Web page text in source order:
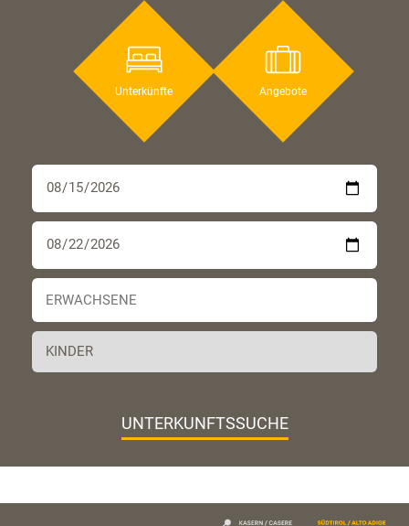
Unterkünfte Angebote
UNTERKUNFTSSUCHE